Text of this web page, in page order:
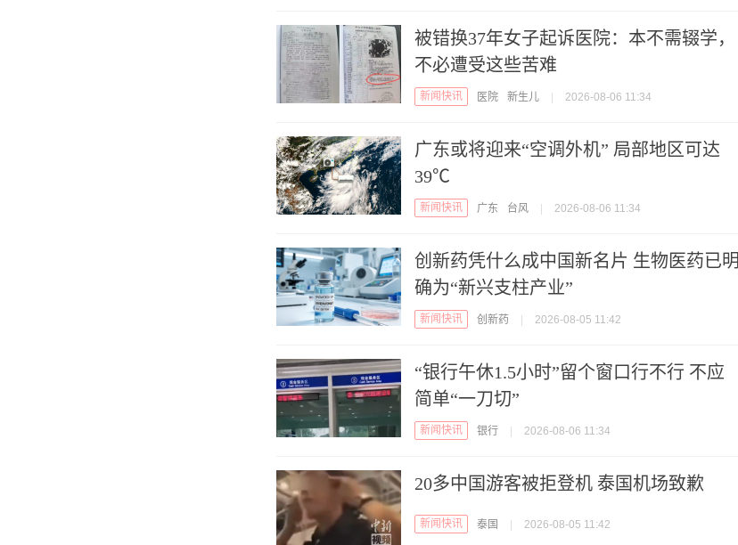
被错换37年女子起诉医院：本不需辍学，
不必遭受这些苦难
新闻快讯 医院 新生儿 2026-08-06 11:34
广东或将迎来“空调外机” 局部地区可达
39℃
新闻快讯 广东 台风 2026-08-06 11:34
创新药凭什么成中国新名片 生物医药已明
确为“新兴支柱产业”
新闻快讯 创新药 2026-08-05 11:42
“银行午休1.5小时”留个窗口行不行 不应
简单“一刀切”
新闻快讯 银行 2026-08-06 11:34
20多中国游客被拒登机 泰国机场致歉
新闻快讯 泰国 2026-08-05 11:42